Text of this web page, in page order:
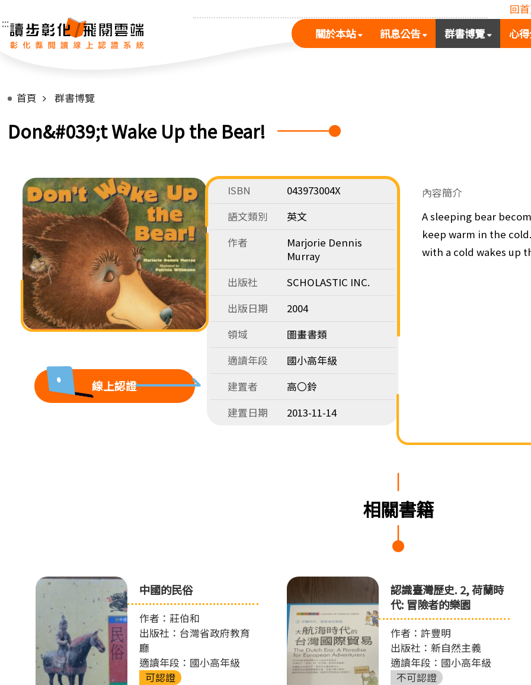
:::
回
關於本站(按
空
訊息公告(按
空
群書博覽(按
空
心
首頁 群書博覽
Don&#039;t Wake Up the Bear!
線上認證
ISBN
043973004X
語文類別
英文
作者
Marjorie Dennis
Murray
出版社
SCHOLASTIC INC.
出版日期
2004
領域
圖畫書類
適讀年段
國小高年級
建置者
高〇鈴
建置日期
2013-11-14
內容簡介
A sleeping bear
keep warm in the
with a cold wakes up
相關書籍
中國的民俗
作者：莊伯和
出版社：台灣省政府教育
廳
適讀年段：國小高年級
可認證
認識臺灣歷史. 2, 荷蘭時
代: 冒險者的樂園
作者：許豐明
出版社：新自然主義
適讀年段：國小高年級
不可認證